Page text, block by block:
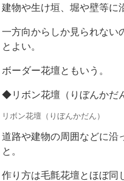
建物や生け垣、堀や壁等に
一方向からしか見られない
とよい。
ボーダー花壇ともいう。
◆リボン花壇（りぼんかだ
リボン花壇（りぼんかだん）
道路や建物の周囲などに沿
と。
作り方は毛氈花壇とほぼ同